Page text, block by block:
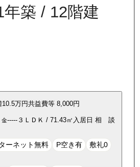
年築 / 12階建
10.5万円共益費等 8,000円
-----３ＬＤＫ / 71.43㎡ 入居日 相 談
ーネット無料 P空き有 敷礼0